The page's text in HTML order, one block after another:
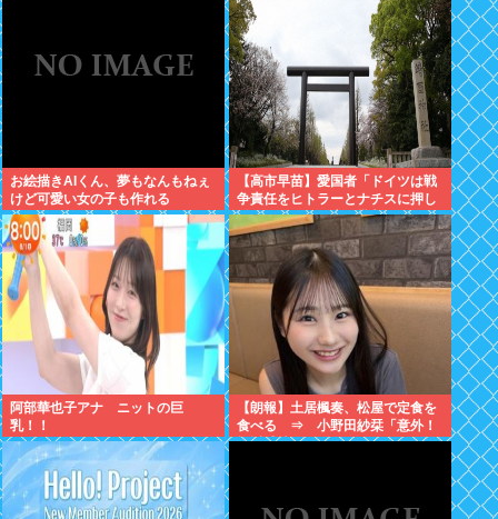
お絵描きAIくん、夢もなんもねぇ
けど可愛い女の子も作れる
【高市早苗】愛国者「ドイツは戦
争責任をヒトラーとナチスに押し
付けたくせに日本を批判しゅりゅ
なぁぁぁぁぁ！」
阿部華也子アナ ニットの巨
乳！！
【朗報】土居楓奏、松屋で定食を
食べる ⇒ 小野田紗栞「意外！
親近感持った」